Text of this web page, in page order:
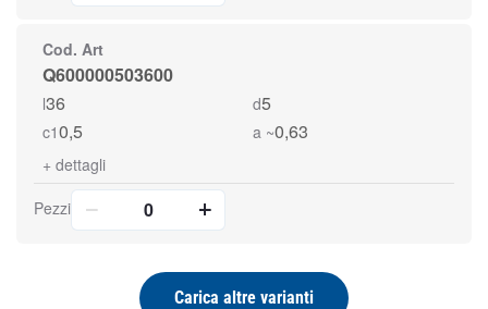
Cod. Art
Q600000503600
l36 d5
c10,5 a ~0,63
+ dettagli
Pezzi
Carica altre varianti